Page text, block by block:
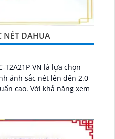
NÉT DAHUA
T2A21P-VN là lựa chọn
ảnh sắc nét lên đến 2.0
năng xem